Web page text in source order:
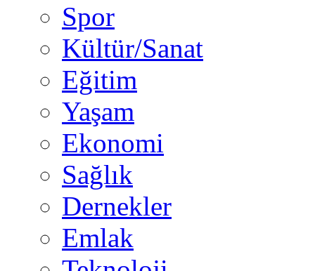
Spor
Kültür/Sanat
Eğitim
Yaşam
Ekonomi
Sağlık
Dernekler
Emlak